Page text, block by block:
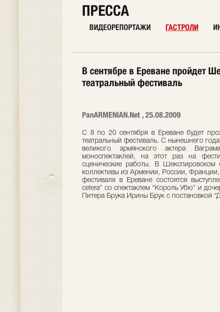
ПРЕССА
ВИДЕОРЕПОРТАЖИ ГАСТРОЛИ
В сентябре в Ереване пройдет
театральный фестиваль
PanARMENIAN.Net , 25.08.2009
С 8 по 20 сентября в Ереване будет
театральный фестиваль. С нынешнего
великого армянского актера
моноспектаклей, на этот раз на
сценические работы. В Шекспировском
коллективы из Армении, России,
фестиваля в Ереване состоятся
cetera” со спектаклем “Король Убю” и
Питера Брука Ирины Брук с постановкой